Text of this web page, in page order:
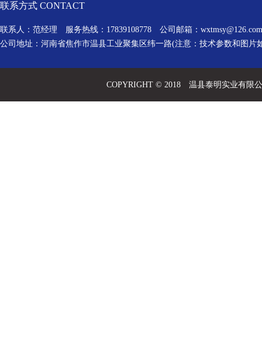
联系方式 CONTACT
联系人：范经理 服务热线：17839108778 公司邮箱： wxtmsy@126.com
公司地址：河南省焦作市温县工业聚集区纬一路(注意：技术参数和图片
COPYRIGHT © 2018 温县泰明实业有限